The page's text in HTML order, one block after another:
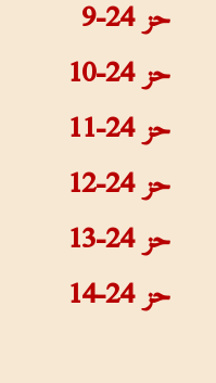
حز 24-9
حز 24-10
حز 24-11
حز 24-12
حز 24-13
حز 24-14